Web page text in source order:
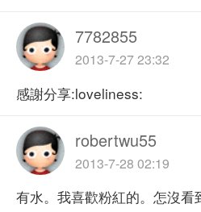
7782855
2013-7-27 23:32
感謝分享:loveliness:
robertwu55
2013-7-28 02:19
有水。我喜歡粉紅的。怎沒看